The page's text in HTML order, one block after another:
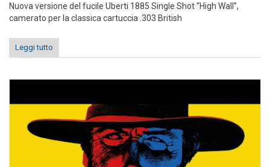
Nuova versione del fucile Uberti 1885 Single Shot “High Wall”,
camerato per la classica cartuccia .303 British
Leggi tutto